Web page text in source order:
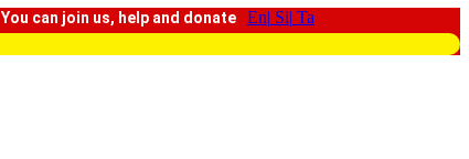
You can join us, help and donate En| Si| Ta